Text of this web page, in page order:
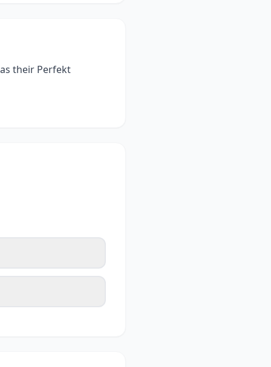
their Perfekt